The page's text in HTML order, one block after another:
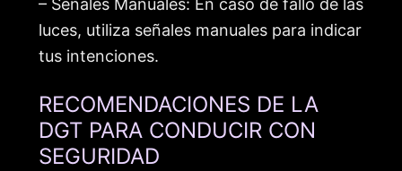
luces, utiliza señales manuales para indicar
tus intenciones.
RECOMENDACIONES DE LA
DGT PARA CONDUCIR CON
SEGURIDAD